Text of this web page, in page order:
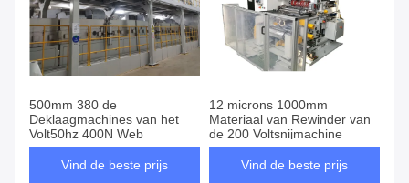
500mm 380 de
Deklaagmachines van het
Volt50hz 400N Web
Vind de beste prijs
12 microns 1000mm
Materiaal van Rewinder van
de 200 Voltsnijmachine
Vind de beste prijs